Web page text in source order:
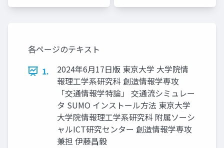
各ページのテキスト
1.
2024年6月17日版 東京大学 大学院情
報理工学系研究科 創造情報学専攻
「交通情報学特論」 交通流シミュレー
タ SUMO インストール方法 東京大学
大学院情報理工学系研究科 附属ソーシ
ャルICT研究センター 創造情報学専攻
兼担 伊藤昌毅